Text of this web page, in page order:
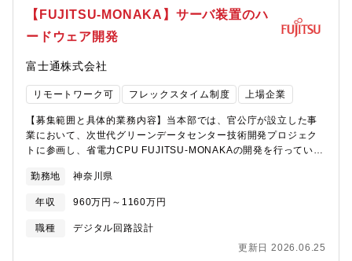
【仕事の魅力・やりがい・キャリアパス】・特許出願済みの最先
端の生成AI技術を活用し、“構想→実装→スケール”の全工程で業界
を変革できる・戦略・業務・システム・AIの専門家と協働し、一
貫支援で真の成果にコミットできる・TMP本体のみならず派生サ
ービスや各種施策の責任者候補として事業創造に挑戦できる・離
職防止・エンゲージメント向上・生産性向上を同時に実現し、企
業と社員双方に価値を生む社会的インパクトを実感できる・官公
庁案件や顧客との共同事業開発など多様なチャレンジフィールド
で経験を拡張できる
用した富士通のサーバ開発に携わることができます。・サーバの
仕様検討から出荷までの一連の開発業務を経験することができま
す。・海外ODM・EMSベンダを含む社外パートナーとの協業を通
ていきます。【Role Group】Research & Development
R&D【Role Family】Product Development プロダクト開発
【Role Specialism】Hardware Development ハードウェア開
ューティング開発本部【組織としてのミッション】持続可能なデ
ジタル社会を実現すべく、世界トップのテクノロジー開発に挑戦
し、スピーディに新たなコンピューティングプラットフォームを
創り上げる【募集背景と応募者へのメッセージ】開発規模の拡大
はハードウェア開発のメンバー（サブリーダークラス）として、
とができるため、幅広い開発経験を積むことができます。【会社
の魅力】■働き方について ・全社で年間80％以上の在宅勤務活用
【FUJITSU-MONAKA】サーバ装置のハ
ードウェア開発
富士通株式会社
リモートワーク可 フレックスタイム制度 上場企業
【募集範囲と具体的業務内容】当本部では、官公庁が設立した事
業において、次世代グリーンデータセンター技術開発プロジェク
トに参画し、省電力CPU FUJITSU-MONAKAの開発を行っていま
ター/AIシステム向けサーバ装置のハードウェア開発（装置仕様開
発）を担当いただきます。【個人に期待する役割やミッション】
FUJITSU-MONAKAを採用したサーバのシステムハードウェア
（プリント基板を含む装置全体のハードウェア）の装置仕様開発
法を各仕様書に落とし込む業務を担います。ファームウェアとハ
勤務地 神奈川県
年収 960万円～1160万円
職種
デジタル回路設計
更新日 2026.06.25